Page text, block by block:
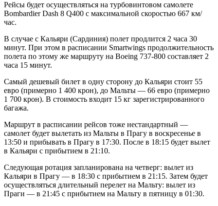
Рейсы будет осуществляться на турбовинтовом самолете
Bombardier Dash 8 Q400 с максимальной скоростью 667 км/
час.
В случае с Кальяри (Сардиния) полет продлится 2 часа 30
минут. При этом в расписании Smartwings продолжительность
полета по этому же маршруту на Boeing 737-800 составляет 2
часа 15 минут.
Самый дешевый билет в одну сторону до Кальяри стоит 55
евро (примерно 1 400 крон), до Мальты — 66 евро (примерно
1 700 крон). В стоимость входит 15 кг зарегистрированного
багажа.
Маршрут в расписании рейсов тоже нестандартный —
самолет будет вылетать из Мальты в Прагу в воскресенье в
13:50 и прибывать в Прагу в 17:30. После в 18:15 будет вылет
в Кальяри с прибытием в 21:10.
Следующая ротация запланирована на четверг: вылет из
Кальяри в Прагу — в 18:30 с прибытием в 21:15. Затем будет
осуществляться длительный перелет на Мальту: вылет из
Праги — в 21:45 с прибытием на Мальту в пятницу в 01:30.